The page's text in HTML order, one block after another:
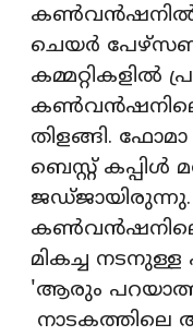
കണ്‍വന്‍ഷനില്‍
ചെയര്‍
കമ്മറ്റികളില്‍
കണ്‍വന്‍ഷനിലെ
തിളങ്ങി.
ബെസ്റ്റ് കപ്പിള്‍
മികച്ച നടനുള്ള
'ആരും
നാടകത്തിലെ